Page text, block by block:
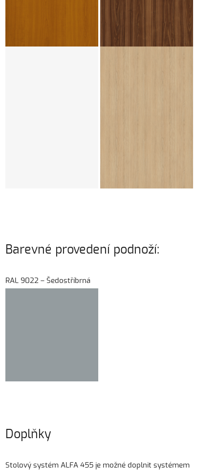
Barevné provedení podnoží:
RAL 9022 – Šedostříbrná
Doplňky
Stolový systém ALFA 455 je možné doplnit systémem